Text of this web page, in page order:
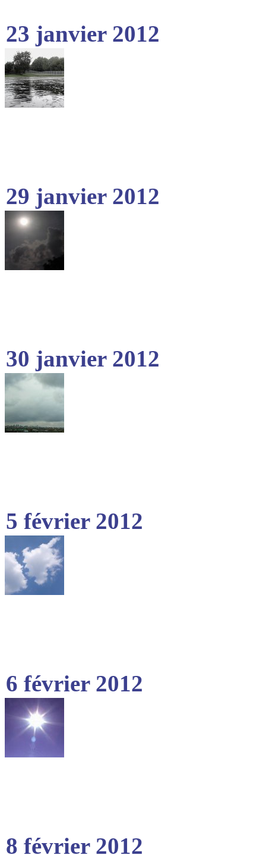
23 janvier 2012
29 janvier 2012
30 janvier 2012
5 février 2012
6 février 2012
8 février 2012